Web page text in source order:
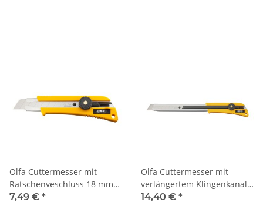
Olfa Cuttermesser mit
Ratschenveschluss 18 mm
(L-2)
7,49 € *
Olfa Cuttermesser mit
verlängertem Klingenkanal
18 mm (XL-2)
14,40 € *